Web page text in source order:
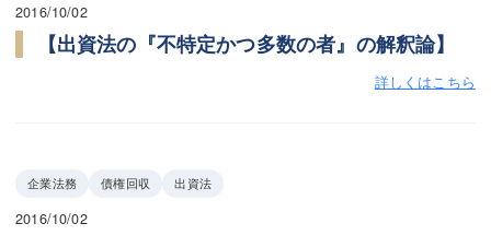
2016/10/02
【出資法の『不特定かつ多数の者』の解釈論】
詳しくはこちら
企業法務 債権回収 出資法
2016/10/02